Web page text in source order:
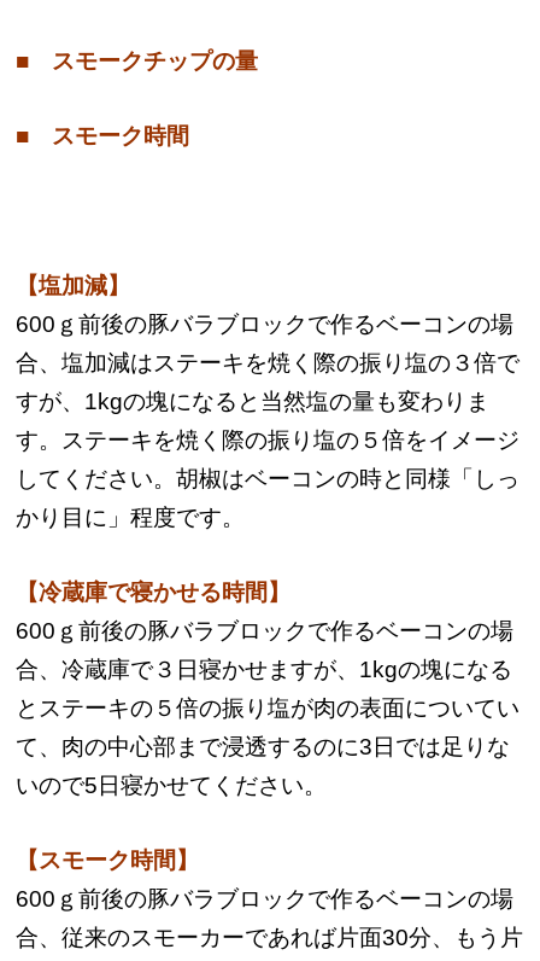
■ スモークチップの量
■ スモーク時間
【塩加減】
600ｇ前後の豚バラブロックで作るベーコンの場
合、塩加減はステーキを焼く際の振り塩の３倍で
すが、1kgの塊になると当然塩の量も変わりま
す。ステーキを焼く際の振り塩の５倍をイメージ
してください。胡椒はベーコンの時と同様「しっ
かり目に」程度です。
【冷蔵庫で寝かせる時間】
600ｇ前後の豚バラブロックで作るベーコンの場
合、冷蔵庫で３日寝かせますが、1kgの塊になる
とステーキの５倍の振り塩が肉の表面についてい
て、肉の中心部まで浸透するのに3日では足りな
いので5日寝かせてください。
【スモーク時間】
600ｇ前後の豚バラブロックで作るベーコンの場
合、従来のスモーカーであれば片面30分、もう片